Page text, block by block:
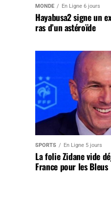
MONDE En Ligne 6 jours
Hayabusa2 signe un
ras d’un astéroïde
SPORTS En Ligne 5 jours
La folie Zidane vide
France pour les Bleus